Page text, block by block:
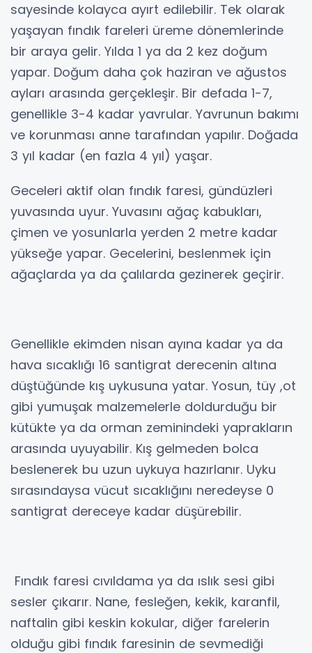
sayesinde kolayca ayırt edilebilir. Tek olarak
yaşayan fındık fareleri üreme dönemlerinde
bir araya gelir. Yılda 1 ya da 2 kez doğum
yapar. Doğum daha çok haziran ve ağustos
ayları arasında gerçekleşir. Bir defada 1-7,
genellikle 3-4 kadar yavrular. Yavrunun bakımı
ve korunması anne tarafından yapılır. Doğada
3 yıl kadar (en fazla 4 yıl) yaşar.
Geceleri aktif olan fındık faresi, gündüzleri
yuvasında uyur. Yuvasını ağaç kabukları,
çimen ve yosunlarla yerden 2 metre kadar
yükseğe yapar. Gecelerini, beslenmek için
ağaçlarda ya da çalılarda gezinerek geçirir.
Genellikle ekimden nisan ayına kadar ya da
hava sıcaklığı 16 santigrat derecenin altına
düştüğünde kış uykusuna yatar. Yosun, tüy ,ot
gibi yumuşak malzemelerle doldurduğu bir
kütükte ya da orman zeminindeki yaprakların
arasında uyuyabilir. Kış gelmeden bolca
beslenerek bu uzun uykuya hazırlanır. Uyku
sırasındaysa vücut sıcaklığını neredeyse 0
santigrat dereceye kadar düşürebilir.
Fındık faresi cıvıldama ya da ıslık sesi gibi
sesler çıkarır. Nane, fesleğen, kekik, karanfil,
naftalin gibi keskin kokular, diğer farelerin
olduğu gibi fındık faresinin de sevmediği